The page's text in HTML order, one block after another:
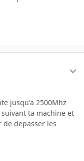
jusqu'a 2500Mhz
ta machine et
de depasser les